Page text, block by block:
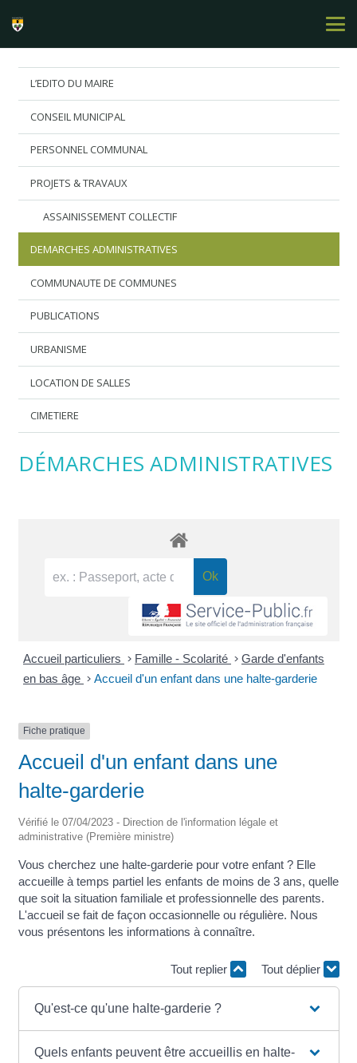
L’EDITO DU MAIRE
CONSEIL MUNICIPAL
PERSONNEL COMMUNAL
PROJETS & TRAVAUX
ASSAINISSEMENT COLLECTIF
DEMARCHES ADMINISTRATIVES
COMMUNAUTE DE COMMUNES
PUBLICATIONS
URBANISME
LOCATION DE SALLES
CIMETIERE
DÉMARCHES ADMINISTRATIVES
Accueil particuliers > Famille - Scolarité > Garde d'enfants
en bas âge > Accueil d'un enfant dans une halte-garderie
Fiche pratique
Accueil d'un enfant dans une
halte-garderie
Vérifié le 07/04/2023 - Direction de l'information légale et
administrative (Première ministre)
Vous cherchez une halte-garderie pour votre enfant ? Elle
accueille à temps partiel les enfants de moins de 3 ans, quelle
que soit la situation familiale et professionnelle des parents.
L'accueil se fait de façon occasionnelle ou régulière. Nous
vous présentons les informations à connaître.
Tout replier Tout déplier
Qu'est-ce qu'une halte-garderie ?
Quels enfants peuvent être accueillis en halte-